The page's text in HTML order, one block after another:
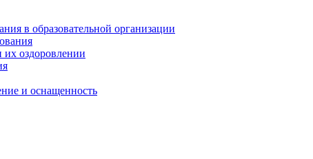
в образовательной организации
их оздоровлении
и оснащенность